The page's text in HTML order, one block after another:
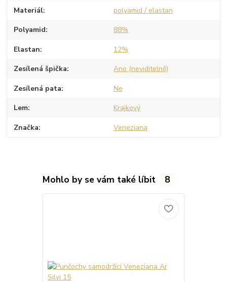
Materiál polyamid / elastan
Polyamid 88%
Elastan 12%
Zesílená špička Ano (neviditelně)
Zesílená pata Ne
Lem Krajkový
Značka Veneziana
Mohlo by se vám také líbit 8